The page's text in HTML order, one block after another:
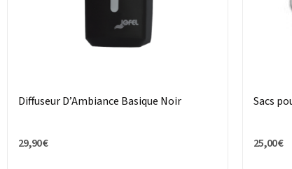
Diffuseur D’Ambiance Basique Noir
29,90 €
Sacs
25,00 €